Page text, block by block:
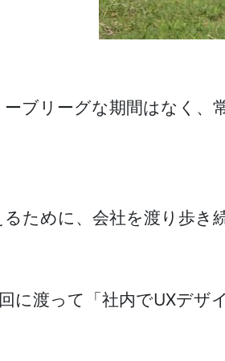
ブリーグな期間はなく、
ために、会社を渡り歩き
に渡って「社内でUXデザ